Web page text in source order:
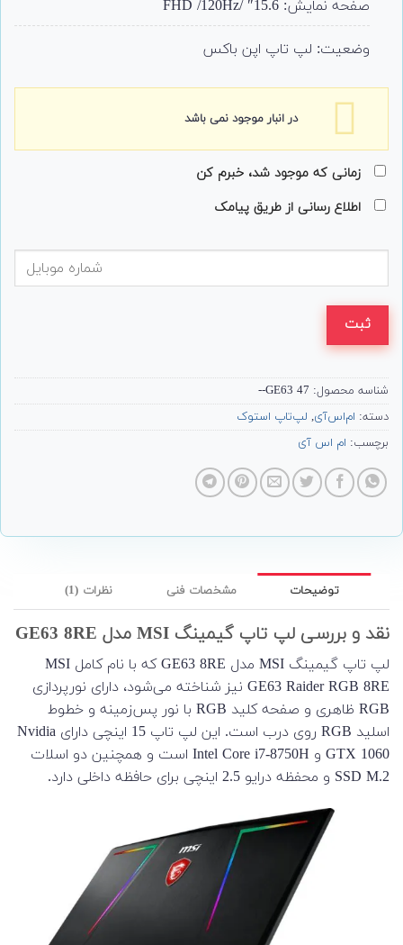
صفحه نمایش: 15.6″ /FHD /120Hz
وضعیت: لپ تاپ اپن باکس
در انبار موجود نمی باشد
زمانی که موجود شد، خبرم کن
اطلاع رسانی از طریق پیامک
ثبت
شناسه محصول: 47 GE63--
دسته: ام‌اس‌آی, لپ‌تاپ استوک
برچسب: ام اس آی
توضیحات مشخصات فنی نظرات (1)
نقد و بررسی لپ تاپ گیمینگ MSI مدل GE63 8RE
لپ تاپ گیمینگ MSI مدل GE63 8RE که با نام کامل MSI
GE63 Raider RGB 8RE نیز شناخته می‌شود، دارای نورپردازی
RGB ظاهری و صفحه کلید RGB با نور پس‌زمینه و خطوط
اسلید RGB روی درب است. این لپ تاپ 15 اینچی دارای Nvidia
GTX 1060 و Intel Core i7-8750H است و همچنین دو اسلات
SSD M.2 و محفظه درایو 2.5 اینچی برای حافظه داخلی دارد.